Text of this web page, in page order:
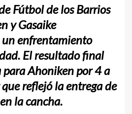
Fútbol de los Barrios
y Gasaike
enfrentamiento
El resultado final
Ahoniken por 4 a
reflejó la entrega de
la cancha.